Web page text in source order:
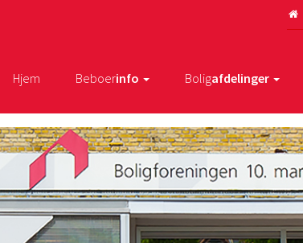

Hjem Beboerinfo Boligafdelinger